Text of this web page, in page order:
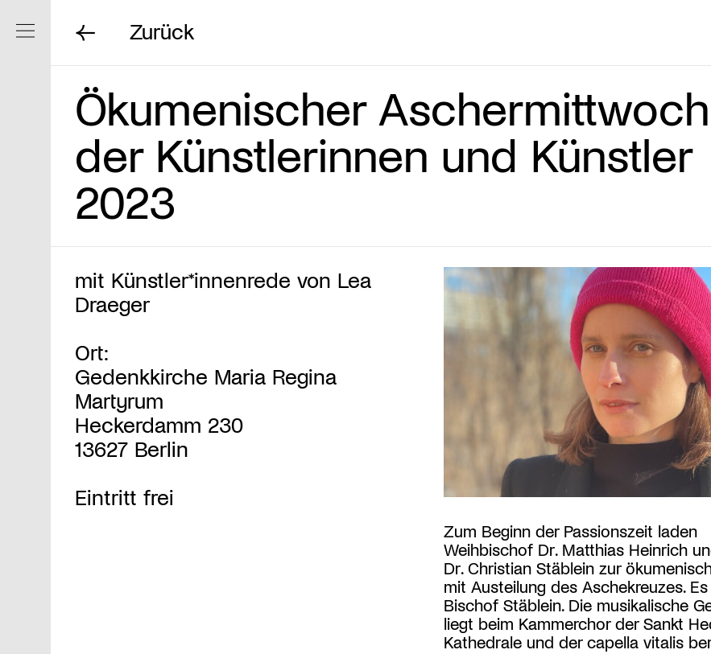
Navigation ein/ausblenden
Zurück
Ökumenischer Aschermittwoch
der Künstlerinnen und Künstler
2023
mit Künstler*innenrede von Lea
Draeger
Ort:
Gedenkkirche Maria Regina
Martyrum
Heckerdamm 230
13627 Berlin
Eintritt frei
Zum Beginn der Passionszeit laden
Weihbischof Dr. Matthias Heinrich
Dr. Christian Stäblein zur
mit Austeilung des Aschekreuzes.
Bischof Stäblein. Die musikalische
liegt beim Kammerchor der Sankt
Kathedrale und der capella vitalis